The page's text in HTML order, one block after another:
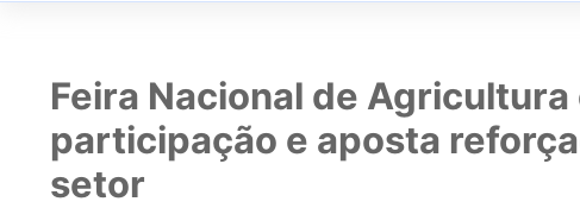
Feira Nacional de
participação e aposta
setor